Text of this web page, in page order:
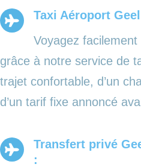
Taxi Aéroport
Voyagez facilement
grâce à notre service de
trajet confortable, d’un
d’un tarif fixe annoncé
Transfert privé
: